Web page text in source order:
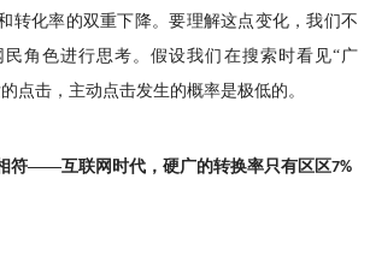
转化率的双重下降。要理解这点变化，我们不
角色进行思考。假设我们在搜索时看见“广
点击，主动点击发生的概率是极低的。
符——互联网时代，硬广的转换率只有区区7%